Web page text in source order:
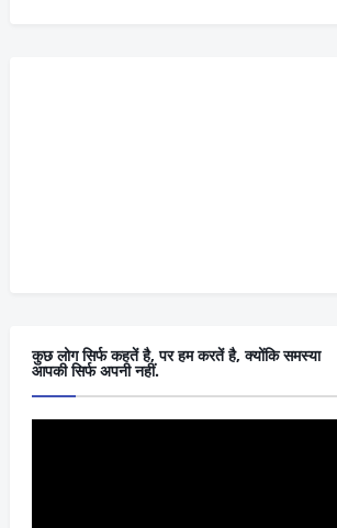
कुछ लोग सिर्फ कहतें है, पर हम करतें है, क्योंकि समस्या
आपकी सिर्फ अपनी नहीं.